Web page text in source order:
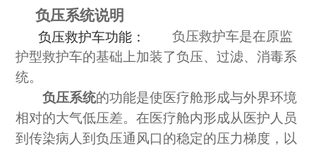
负压系统说明
负压救护车功能：
负压救护车是在原监
护型救护车的基础上加装了负压、过滤、消毒系
统。
负压系统的功能是使医疗舱形成与外界环境
相对的大气低压差。在医疗舱内形成从医护人员
到传染病人到负压通风口的稳定的压力梯度，以